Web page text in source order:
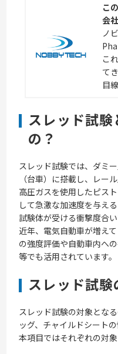
こ
会
ノ
こ
て
目
スレッド試
の？
スレッド試験では、ダミ
（台車）に搭載し、レー
高圧ガスを使用したピス
して急激な加速度を与え
試験体が受ける衝撃度合い
近年、電気自動車が増え
の強度評価や自動車内へ
等でも活用されています。
スレッド試
スレッド試験の対象とな
ッグ、チャイルドシートの
本項目ではそれぞれの対